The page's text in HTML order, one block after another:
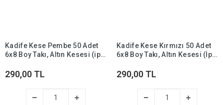
Kadife Kese Pembe 50 Adet
6x8 Boy Takı, Altın Kesesi (ipli
290,00 TL
Kadife Kese Kırmızı 50 Adet
6x8 Boy Takı, Altın Kesesi (İpli
290,00 TL